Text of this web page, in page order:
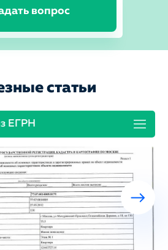
вопрос
статьи
ЕГРН